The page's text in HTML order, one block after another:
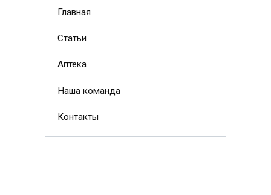
Главная
Статьи
Аптека
Наша команда
Контакты